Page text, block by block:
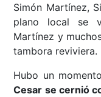
Simón Martínez,
plano local se
Martínez y
tambora reviviera.
Hubo un
Cesar se cernió